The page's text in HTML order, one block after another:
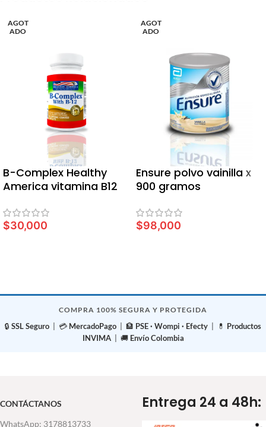
AGOT
ADO
B-Complex Healthy
America vitamina B12
$30,000
AGOT
ADO
Ensure polvo vainilla x
900 gramos
$98,000
COMPRA 100% SEGURA Y PROTEGIDA
🔒 SSL Seguro | 💳 MercadoPago | 🏦 PSE · Wompi · Efecty | 💊 Productos
INVIMA| 🚚 Envío Colombia
CONTÁCTANOS
WhatsApp: 3178813733
Entrega 24 a 48h: